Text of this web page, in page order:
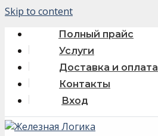
Skip to content
Полный прайс
Услуги
Доставка и оплата
Контакты
Вход